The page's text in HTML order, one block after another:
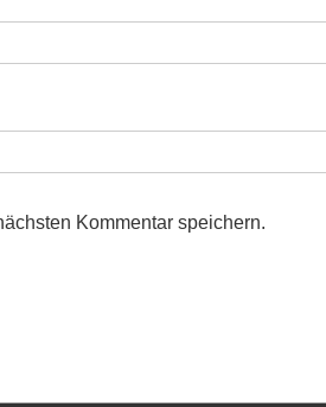
Kommentar speichern.